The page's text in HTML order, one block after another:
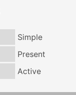
Simple
Present
Active